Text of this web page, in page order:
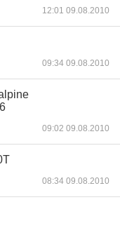
12:01 09.08.2010
09:34 09.08.2010
09:02 09.08.2010
08:34 09.08.2010